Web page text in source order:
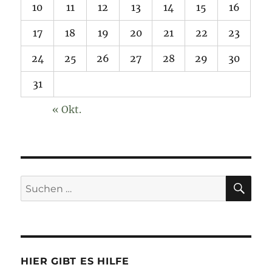
10 11 12 13 14 15 16
17 18 19 20 21 22 23
24 25 26 27 28 29 30
31
« Okt.
Suchen
nach:
HIER GIBT ES HILFE